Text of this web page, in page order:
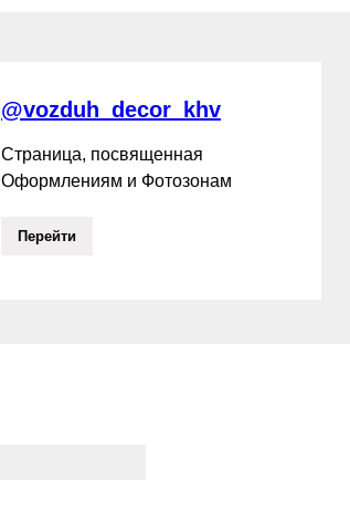
@vozduh_decor_khv
Страница, посвященная
Оформлениям и Фотозонам
Перейти